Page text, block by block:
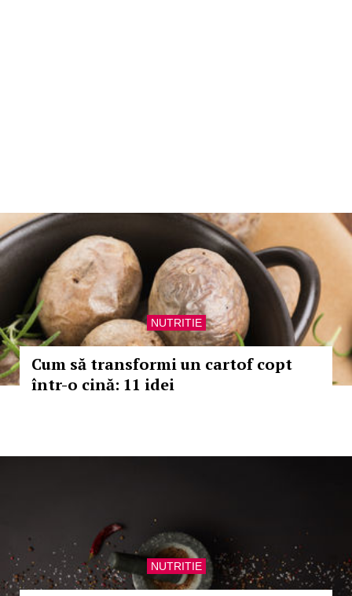
NUTRITIE
Cum să transformi un cartof copt
într-o cină: 11 idei
NUTRITIE